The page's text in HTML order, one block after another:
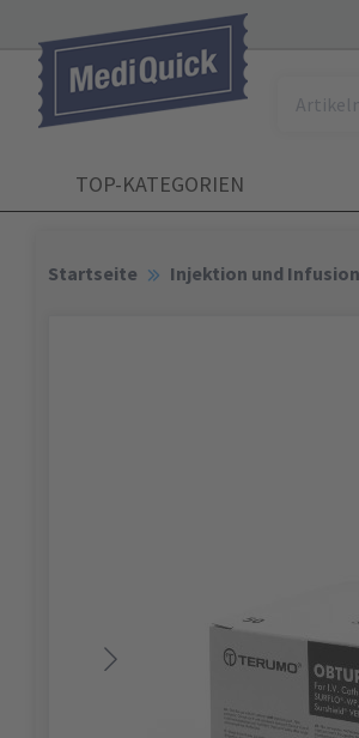
TOP-KATEGORIEN
Startseite Injektion und Infusion